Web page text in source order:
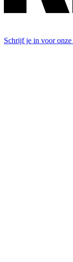
Schrijf je in voor